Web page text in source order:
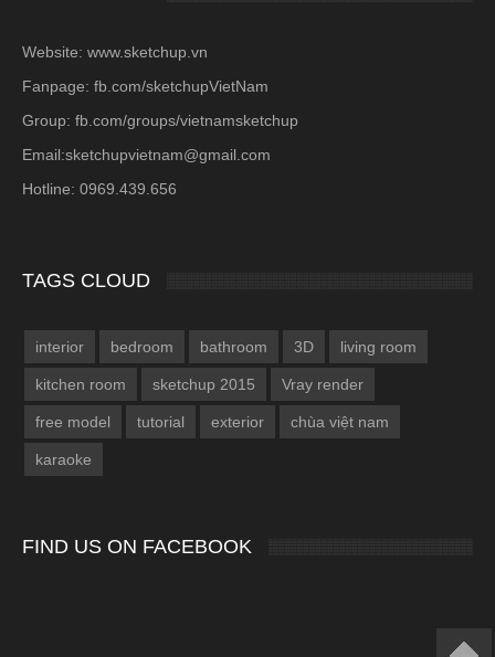
Website: www.sketchup.vn
Fanpage: fb.com/sketchupVietNam
Group: fb.com/groups/vietnamsketchup
Email:sketchupvietnam@gmail.com
Hotline: 0969.439.656
TAGS CLOUD
interior bedroom bathroom 3D living room
kitchen room sketchup 2015 Vray render
free model tutorial exterior chùa việt nam
karaoke
FIND US ON FACEBOOK